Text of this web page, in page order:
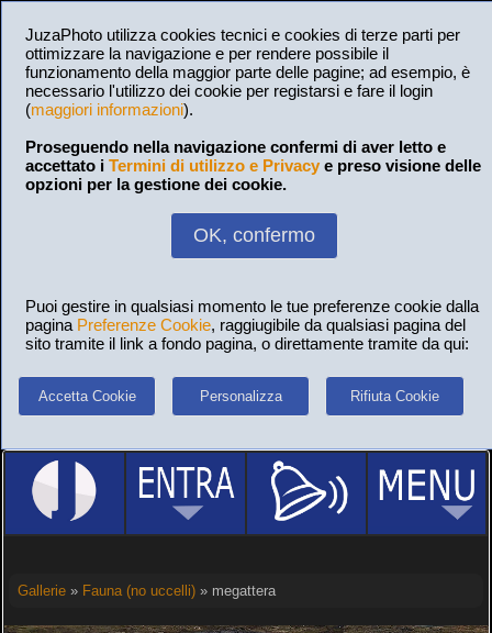
JuzaPhoto utilizza cookies tecnici e cookies di terze parti per
ottimizzare la navigazione e per rendere possibile il
funzionamento della maggior parte delle pagine; ad esempio, è
necessario l'utilizzo dei cookie per registarsi e fare il login
(maggiori informazioni).
Proseguendo nella navigazione confermi di aver letto e
accettato i Termini di utilizzo e Privacy e preso visione delle
opzioni per la gestione dei cookie.
OK, confermo
Puoi gestire in qualsiasi momento le tue preferenze cookie dalla
pagina Preferenze Cookie, raggiugibile da qualsiasi pagina del
sito tramite il link a fondo pagina, o direttamente tramite da qui:
Accetta Cookie Personalizza Rifiuta Cookie
Gallerie» Fauna (no uccelli)» megattera